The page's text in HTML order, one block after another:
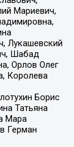
Мариевич,
Лукашевский
Шабад
Орлов Олег
Королева
Борис
Татьяна
Мара
Герман